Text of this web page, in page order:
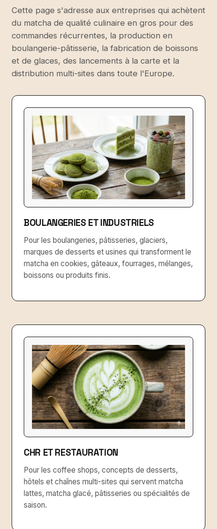
Cette page s'adresse aux entreprises qui achètent
du matcha de qualité culinaire en gros pour des
commandes récurrentes, la production en
boulangerie-pâtisserie, la fabrication de boissons
et de glaces, des lancements à la carte et la
distribution multi-sites dans toute l'Europe.
BOULANGERIES ET INDUSTRIELS
Pour les boulangeries, pâtisseries, glaciers,
marques de desserts et usines qui transforment le
matcha en cookies, gâteaux, fourrages, mélanges,
boissons ou produits finis.
CHR ET RESTAURATION
Pour les coffee shops, concepts de desserts,
hôtels et chaînes multi-sites qui servent matcha
lattes, matcha glacé, pâtisseries ou spécialités de
saison.